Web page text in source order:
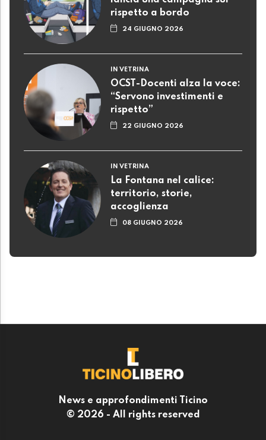
rispetto a bordo
24 GIUGNO 2026
IN VETRINA
OCST-Docenti alza la voce:
“Servono investimenti e
rispetto”
22 GIUGNO 2026
IN VETRINA
La Fontana nel calice:
territorio, storie,
accoglienza
08 GIUGNO 2026
News e approfondimenti Ticino
© 2026 - All rights reserved